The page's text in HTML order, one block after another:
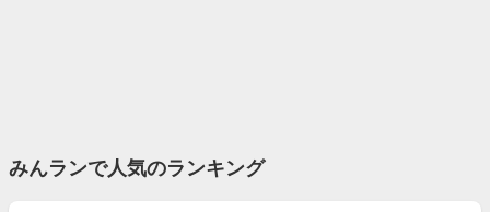
みんランで人気のランキング